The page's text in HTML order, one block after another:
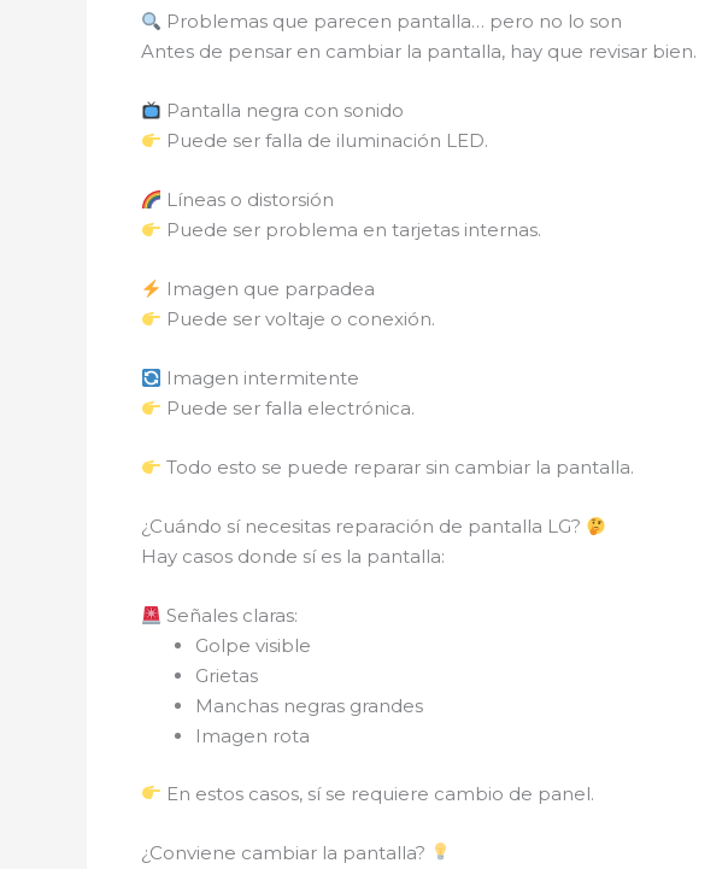
Problemas que parecen pantalla… pero no lo son
Antes de pensar en cambiar la pantalla, hay que revisar bien.
Pantalla negra con sonido
Puede ser falla de iluminación LED.
Líneas o distorsión
Puede ser problema en tarjetas internas.
Imagen que parpadea
Puede ser voltaje o conexión.
Imagen intermitente
Puede ser falla electrónica.
Todo esto se puede reparar sin cambiar la pantalla.
¿Cuándo sí necesitas reparación de pantalla LG?
Hay casos donde sí es la pantalla:
Señales claras:
Golpe visible
Grietas
Manchas negras grandes
Imagen rota
En estos casos, sí se requiere cambio de panel.
¿Conviene cambiar la pantalla?